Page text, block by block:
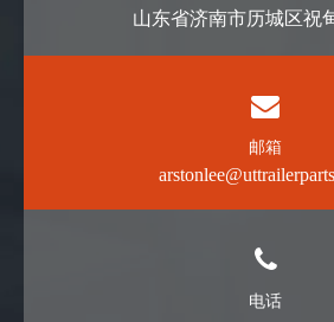
山东省济南市历城区祝
邮箱
电话